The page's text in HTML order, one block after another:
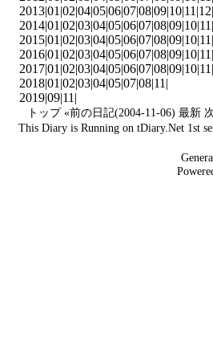
2013|01 |02|04|05|06|07|08|09|10|11 |12|
2014|01 |02|03|04|05|06|07|08|09|10|11 |
2015|01 |02|03|04|05|06|07|08|09|10|11 |
2016|01 |02|03|04|05|06|07|08|09|10|11 |
2017|01 |02|03|04|05|06|07|08|09|10|11 |
2018|01 |02|03|04|05|07|08|11 |
2019|09|11 |
トップ «前の日記(2004-11-06) 最新
This Diary is Running on tDiary.Net1st